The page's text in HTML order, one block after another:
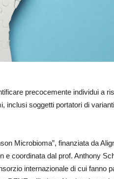
precocemente individui a
inclusi soggetti portatori di
Microbioma”, finanziata da
e coordinata dal prof. Anthony
internazionale di cui fanno